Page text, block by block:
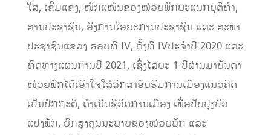
ໃສ, ເຂັ້ມແຂງ, ໜັກແໜ້ນຂອງໜ່ວຍພັກພະແນກຍຸຕິທຳ,
ສານປະຊາຊົນ, ອົງການໄອຍະການປະຊາຊົນ ແລະ ສະພາ
ປະຊາຊົນແຂວງ ຮອບທີ IV, ຄັ້ງທີ IVປະຈຳປີ 2020 ແລະ
ທິດທາງແຜນການປີ 2021, ເຊິ່ງໄລຍະ 1 ປີຜ່ານມາບັນດາ
ໜ່ວຍພັກໄດ້ເອົາໃຈໃສ່ສຶກສາອົບຮົມການເມືອງແນວຄິດ
ເປັນປົກກະຕິ, ດຳເນີນຊີວິດການເມືອງ ເພື່ອປັບປຸງປົວ
ແປງພັກ, ຍົກສູງຄຸນນະພາບຂອງໜ່ວຍພັກ ແລະ